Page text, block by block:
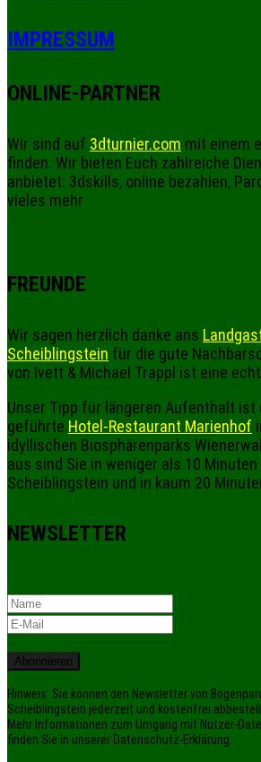
IMPRESSUM
ONLINE-PARTNER
Wir sind auf 3dturnier.com mit einem
finden. Wir bieten Euch zahlreiche
anbietet: 3dskills, online bezahlen,
vieles mehr
FREUNDE
Wir sagen herzlich danke ans
Scheiblingstein für die gute
von Ivett & Michael Trappl ist eine
Unser Tipp für längeren Aufenthalt ist
geführte Hotel-Restaurant Marienhof
idyllischen Biosphärenparks
aus sind Sie in weniger als 10
Scheiblingstein und in kaum 20
NEWSLETTER
Abonnieren
Hinweis: Sie können den Newsletter von
Scheiblingstein jederzeit und kostenfrei
Mehr Informationen zum Umgang mit Nutzer-
finden Sie in unserer Datenschutz-Erklärung.